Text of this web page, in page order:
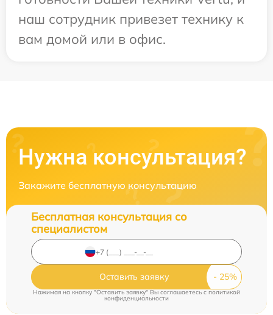
наш сотрудник привезет технику к
вам домой или в офис.
Нужна консультация?
Закажите бесплатную консультацию
Бесплатная консультация со
специалистом
Оставить заявку
Нажимая на кнопку "Оставить заявку" Вы соглашаетесь cполитикой
конфиденциальности